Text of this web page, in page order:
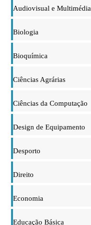
Audiovisual e Multimédia
Biologia
Bioquímica
Ciências Agrárias
Ciências da Computação
Design de Equipamento
Desporto
Direito
Economia
Educação Básica